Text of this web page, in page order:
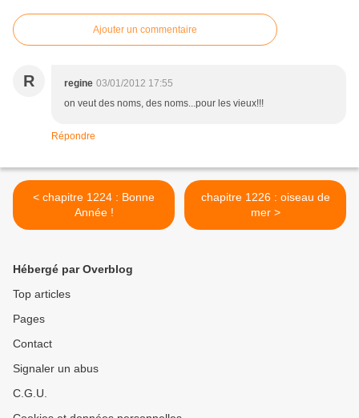
Ajouter un commentaire
R regine 03/01/2012 17:55
on veut des noms, des noms...pour les vieux!!!
Répondre
< chapitre 1224 : Bonne
Année !
chapitre 1226 : oiseau de
mer >
Hébergé par Overblog
Top articles
Pages
Contact
Signaler un abus
C.G.U.